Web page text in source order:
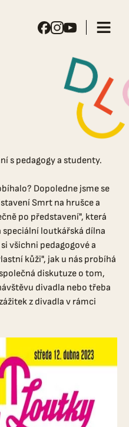
s pedagogy a studenty.
Dopoledne jsme se
Smrt na hrušce a
po představení", která
speciální loutkářská dílna
všichni pedagogové a
kůži", jak u nás probíhá
diskutuze o tom,
divadla nebo třeba
z divadla v rámci